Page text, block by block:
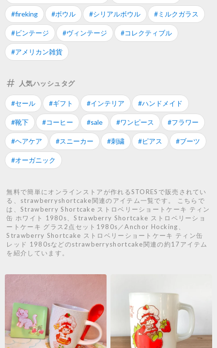
#fireking #ボウル #シリアルボウル #ミルクガラス
#ビンテージ #ヴィンテージ #コレクティブル
#アメリカン雑貨
人気ハッシュタグ
#セール #ギフト #インテリア #ハンドメイド
#靴下 #コーヒー #sale #ワンピース #フラワー
#ヘアケア #スニーカー #刺繍 #ピアス #ブーツ
#オーガニック
無料で簡単にオンラインストアが作れるSTORESで販売されてい
る、strawberryshortcake関連のアイテム一覧です。 こちらで
は、Strawberry Shortcake ストロベリーショートケーキ ティン
缶 ホワイト 1980s、Strawberry Shortcake ストロベリーショ
ートケーキ グラス2点セット1980s／Anchor Hocking、
Strawberry Shortcake ストロベリーショートケーキ ティン缶
レッド 1980sなどのstrawberryshortcake関連の約17アイテム
を紹介しています。